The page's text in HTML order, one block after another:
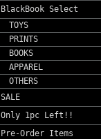
BlackBook Select
TOYS
PRINTS
BOOKS
APPAREL
OTHERS
SALE
Only 1pc Left!!
Pre-Order Items